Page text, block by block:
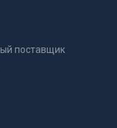
поставщик